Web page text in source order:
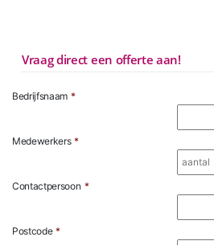
Vraag direct een offerte aan!
Bedrijfsnaam *
Medewerkers *
Contactpersoon *
Postcode *